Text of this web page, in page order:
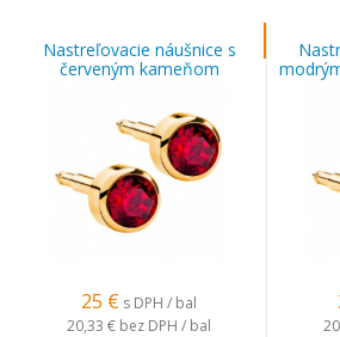
Nastreľovacie náušnice s
červeným kameňom
pozlátené
25 € s DPH / bal
20,33 € bez DPH / bal